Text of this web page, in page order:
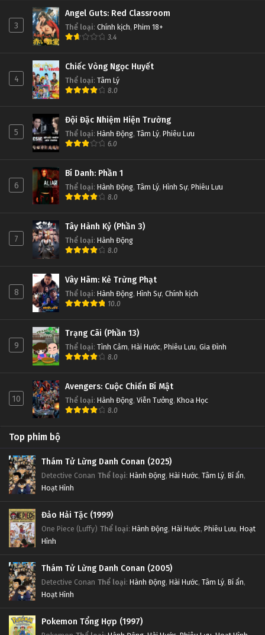
3
Angel Guts: Red Classroom
Thể loại: Chính kịch, Phim 18+
3.4
4
Chiếc Vòng Ngọc Huyết
Thể loại: Tâm Lý
8.0
5
Đội Đặc Nhiệm Hiện Trường
Thể loại: Hành Động, Tâm Lý, Phiêu Lưu
6.0
6
Bí Danh: Phần 1
Thể loại: Hành Động, Tâm Lý, Hình Sự, Phiêu Lưu
8.0
7
Tây Hành Kỷ (Phần 3)
Thể loại: Hành Động
8.0
8
Vây Hãm: Kẻ Trừng Phạt
Thể loại: Hành Động, Hình Sự, Chính kịch
10.0
9
Trạng Cãi (Phần 13)
Thể loại: Tình Cảm, Hài Hước, Phiêu Lưu, Gia Đình
8.0
10
Avengers: Cuộc Chiến Bí Mật
Thể loại: Hành Động, Viễn Tưởng, Khoa Học
8.0
Top phim bộ
Thám Tử Lừng Danh Conan (2025)
Detective Conan Thể loại: Hành Động, Hài Hước, Tâm Lý, Bí ẩn,
Hoạt Hình
Đảo Hải Tặc (1999)
One Piece (Luffy) Thể loại: Hành Động, Hài Hước, Phiêu Lưu, Hoạt
Hình
Thám Tử Lừng Danh Conan (2005)
Detective Conan Thể loại: Hành Động, Hài Hước, Tâm Lý, Bí ẩn,
Hoạt Hình
Pokemon Tổng Hợp (1997)